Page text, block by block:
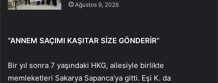
Ağustos 9, 2026
“ANNEM SAÇIMI KAŞITAR SİZE GÖNDERİR”
Bir yıl sonra 7 yaşındaki HKG, ailesiyle birlikte
memleketleri Sakarya Sapanca’ya gitti. Eşi K. da